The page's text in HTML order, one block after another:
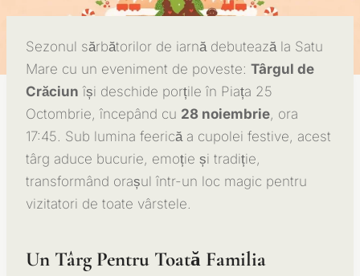
Sezonul sărbătorilor de iarnă debutează la Satu
Mare cu un eveniment de poveste: Târgul de
Crăciun își deschide porțile în Piața 25
Octombrie, începând cu 28 noiembrie, ora
17:45. Sub lumina feerică a cupolei festive, acest
târg aduce bucurie, emoție și tradiție,
transformând orașul într-un loc magic pentru
vizitatori de toate vârstele.
Un Târg Pentru Toată Familia